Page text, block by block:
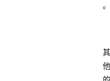
。
其
他